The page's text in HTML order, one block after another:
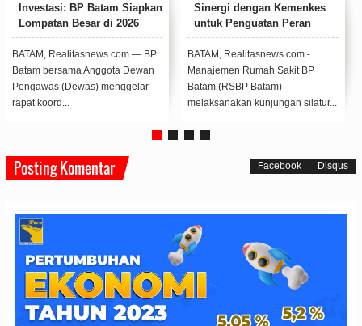
Sinergi dengan Kemenkes
untuk Penguatan Peran
Rumah Sakit Pendidikan
dan Pengampu di Batam
BATAM, Realitasnews.com -
Manajemen Rumah Sakit BP
Batam (RSBP Batam)
melaksanakan kunjungan silatur...
Gangguan Suplai Air, Deputi
Bidang Pelayanan Umum
Kirim Tim Teknis dan Mobil
Tangki
BATAM, Realitasnews.com
- Persoalan distribusi air yang
dialami warga Bengkong Pertiwi,
direspo...
Posting Komentar Facebook Disqus